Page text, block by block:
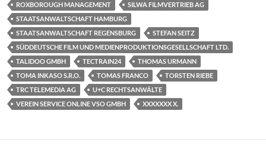
ROXBOROUGH MANAGEMENT
SILWA FILMVERTRIEB AG
STAATSANWALTSCHAFT HAMBURG
STAATSANWALTSCHAFT REGENSBURG
STEFAN SEITZ
SÜDDEUTSCHE FILM UND MEDIENPRODUKTIONSGESELLSCHAFT LTD.
TALIDOO GMBH
TECTRAIN24
THOMAS URMANN
TOMA INKASO S.R.O.
TOMAS FRANCO
TORSTEN RIEBE
TRC TELEMEDIA AG
U+C RECHTSANWÄLTE
VEREIN SERVICE ONLINE VSO GMBH
XXXXXXX X.